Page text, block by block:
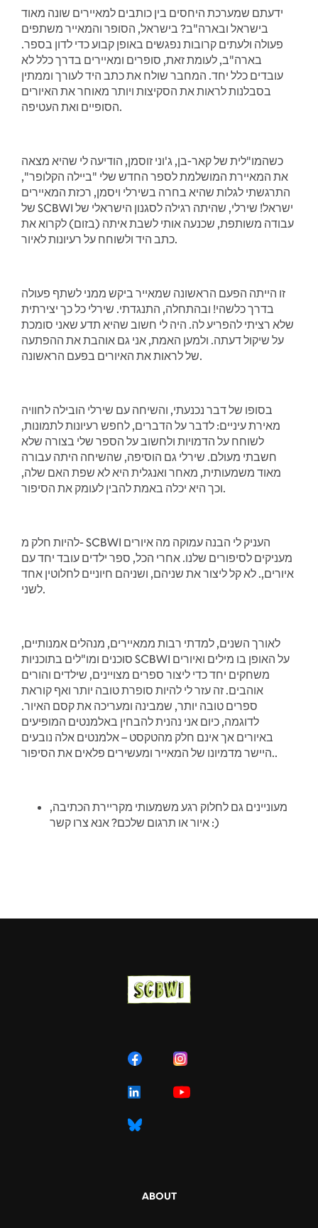
ידעתם שמערכת היחסים בין כותבים למאיירים שונה מאוד
בישראל ובארה"ב? בישראל, הסופר והמאייר משתפים
פעולה ולעתים קרובות נפגשים באופן קבוע כדי לדון בספר.
בארה"ב, לעומת זאת, סופרים ומאיירים בדרך כלל לא
עובדים כלל יחד. המחבר שולח את כתב היד לעורך וממתין
בסבלנות לראות את הסקיצות ויותר מאוחר את האיורים
הסופיים ואת העטיפה.
כשהמו"לית של קאר-בן, ג'וני זוסמן, הודיעה לי שהיא מצאה
את המאיירת המושלמת לספר החדש שלי "ביילה הקלופר",
התרגשתי לגלות שהיא בחרה בשירלי ויסמן, רכזת המאיירים
של SCBWI ישראל! שירלי, שהיתה רגילה לסגנון הישראלי של
עבודה משותפת, שכנעה אותי לשבת איתה (בזום) לקרוא את
כתב היד ולשוחח על רעיונות לאיור.
זו הייתה הפעם הראשונה שמאייר ביקש ממני לשתף פעולה
בדרך כלשהי! ובהתחלה, התנגדתי. שירלי כל כך יצירתית
שלא רציתי להפריע לה. היה לי חשוב שהיא תדע שאני סומכת
על שיקול דעתה. ולמען האמת, אני גם אוהבת את ההפתעה
של לראות את האיורים בפעם הראשונה.
בסופו של דבר נכנעתי, והשיחה עם שירלי הובילה לחוויה
מאירת עיניים: לדבר על הדברים, לחפש רעיונות לתמונות,
לשוחח על הדמויות ולחשוב על הספר שלי בצורה שלא
חשבתי מעולם. שירלי גם הוסיפה, שהשיחה היתה עבורה
מאוד משמעותית, מאחר ואנגלית היא לא שפת האם שלה,
וכך היא יכלה באמת להבין לעומק את הסיפור.
להיות חלק מ- SCBWI העניק לי הבנה עמוקה מה איורים
מעניקים לסיפורים שלנו. אחרי הכל, ספר ילדים עובד יחד עם
איורים,. לא קל ליצור את שניהם, ושניהם חיוניים לחלוטין אחד
לשני.
לאורך השנים, למדתי רבות ממאיירים, מנהלים אמנותיים,
סוכנים ומו"לים בתוכניות SCBWI על האופן בו מילים ואיורים
משחקים יחד כדי ליצור ספרים מצויינים, שילדים והורים
אוהבים. זה עזר לי להיות סופרת טובה יותר ואף קוראת
ספרים טובה יותר, שמבינה ומעריכה את קסם האיור.
לדוגמה, כיום אני נהנית להבחין באלמנטים המופיעים
באיורים אך אינם חלק מהטקסט – אלמנטים אלה נובעים
היישר מדמיונו של המאייר ומעשירים פלאים את הסיפור..
מעוניינים גם לחלוק רגע משמעותי מקריירת הכתיבה,
איור או תרגום שלכם? אנא צרו קשר :)
ABOUT